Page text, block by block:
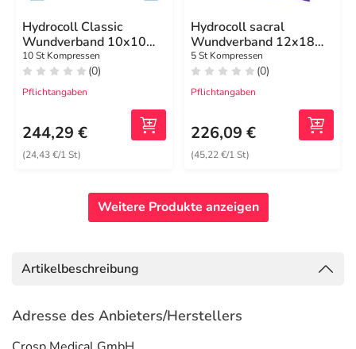
Hydrocoll Classic
Wundverband 10x10
cm
10 St Kompressen
(0)
Pflichtangaben
244,29 €
(24,43 €/1 St)
Hydrocoll sacral
Wundverband 12x18
cm
5 St Kompressen
(0)
Pflichtangaben
226,09 €
(45,22 €/1 St)
Weitere Produkte anzeigen
Artikelbeschreibung
Adresse des Anbieters/Herstellers